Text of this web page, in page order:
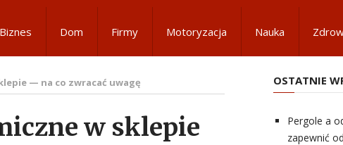
Biznes Dom Firmy Motoryzacja Nauka
— na co zwracać uwagę
w sklepie
OSTATNIE
Pergole a
zapewnić